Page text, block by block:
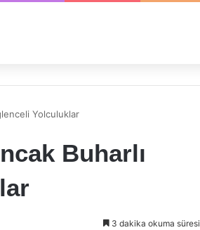
Yolculuklar
Buharlı
3 dakika okuma süresi